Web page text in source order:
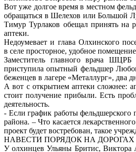
Вот уже долгое время в местном
обращаться в Шелехов или Большой
Тимур Турлаков обещал принять на
аптеки.
Недоумевает и глава Олхинского
в селе просторное, удобное
Заместитель главного врача
приступила опытный фельдшер
беженцев в лагере «Металлург», два
А вот с открытием аптеки сложнее:
стоит получение прибыли. Есть
деятельность.
- Если график работы фельдшерского
района. – Что касается
проект будет востребован, такое
НАВЕСТИ ПОРЯДОК НА ДОРОГАХ
У олхинцев Ульяны Бритис, Виктора